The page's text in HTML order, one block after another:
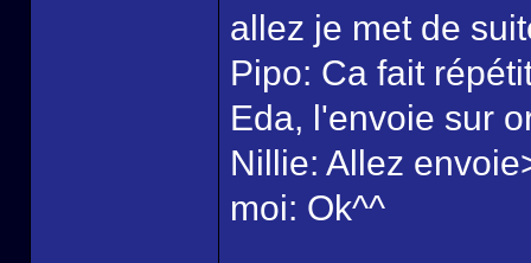
allez je met de
Pipo: Ca fait
Eda, l'envoie sur
Nillie: Allez
moi: Ok^^